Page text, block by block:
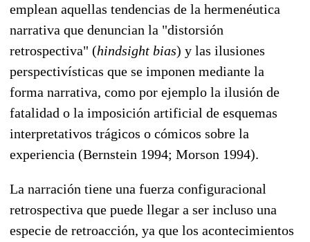
emplean aquellas tendencias de la hermenéutica
narrativa que denuncian la "distorsión
retrospectiva" (hindsight bias) y las ilusiones
perspectivísticas que se imponen mediante la
forma narrativa, como por ejemplo la ilusión de
fatalidad o la imposición artificial de esquemas
interpretativos trágicos o cómicos sobre la
experiencia (Bernstein 1994; Morson 1994).
La narración tiene una fuerza configuracional
retrospectiva que puede llegar a ser incluso una
especie de retroacción, ya que los acontecimientos